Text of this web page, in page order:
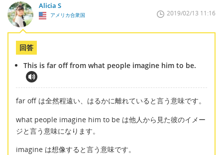
Alicia S
アメリカ合衆国 2019/02/13 11:16
回答
This is far off from what people imagine him to be.
far off は全然程遠い、はるかに離れていると言う意味です。
what people imagine him to be は他人から見た彼のイメー
ジと言う意味になります。
imagine は想像すると言う意味です。